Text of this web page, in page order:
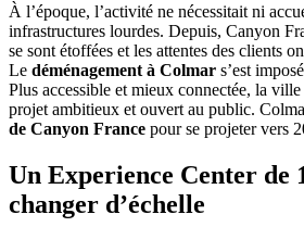
À l’époque, l’activité ne nécessitait ni
infrastructures lourdes. Depuis, Canyon
se sont étoffées et les attentes des clients
Le déménagement à Colmar s’est
Plus accessible et mieux connectée, la
projet ambitieux et ouvert au public.
de Canyon France pour se projeter vers
Un Experience Center de
changer d’échelle